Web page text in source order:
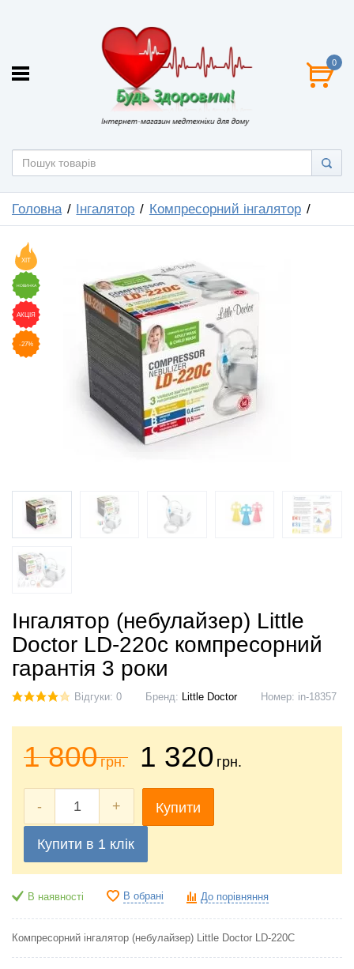
0
Головна Інгалятор Компресорний інгалятор
ХІТ
НОВИНКА
АКЦІЯ
-27%
Інгалятор (небулайзер) Little
Doctor LD-220c компресорний
гарантія 3 роки
Відгуки: 0 Бренд: Little Doctor Номер: in-18357
1 800грн. 1 320 грн.
- + Купити
Купити в 1 клік
В наявності В обрані До порівняння
Компресорний інгалятор (небулайзер) Little Doctor LD-220C